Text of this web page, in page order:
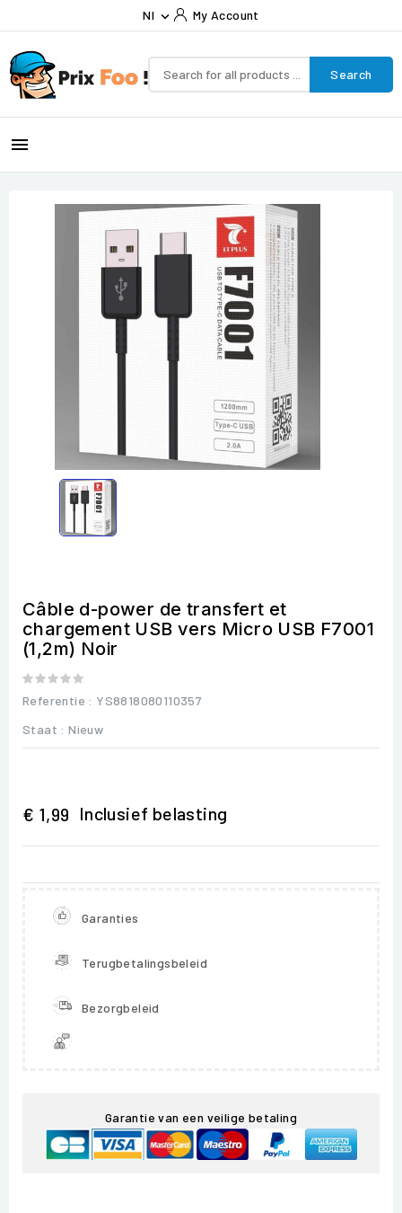
Nl  My Account
Search

Câble d-power de transfert et
chargement USB vers Micro USB F7001
(1,2m) Noir
Referentie : YS8818080110357
Staat : Nieuw
€ 1,99 Inclusief belasting
Garanties
Terugbetalingsbeleid
Bezorgbeleid
Garantie van een veilige betaling